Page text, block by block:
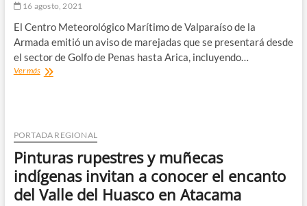
16 agosto, 2021
El Centro Meteorológico Marítimo de Valparaíso de la
Armada emitió un aviso de marejadas que se presentará desde
el sector de Golfo de Penas hasta Arica, incluyendo…
Ver másArmada
marejadas
entre
Golfo
de
Penas
y
PORTADA REGIONAL
Pinturas rupestres y muñecas
indígenas invitan a conocer el encanto
del Valle del Huasco en Atacama